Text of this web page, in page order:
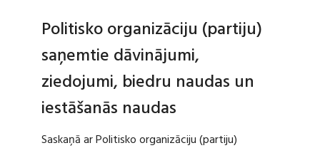
Politisko organizāciju (partiju)
saņemtie dāvinājumi,
ziedojumi, biedru naudas un
iestāšanās naudas
Saskaņā ar Politisko organizāciju (partiju)